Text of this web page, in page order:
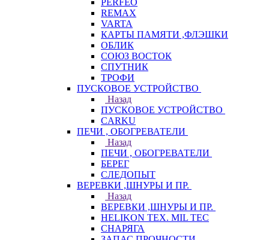
PERFEO
REMAX
VARTA
КАРТЫ ПАМЯТИ ,ФЛЭШКИ
ОБЛИК
СОЮЗ ВОСТОК
СПУТНИК
ТРОФИ
ПУСКОВОЕ УСТРОЙСТВО
Назад
ПУСКОВОЕ УСТРОЙСТВО
CARKU
ПЕЧИ , ОБОГРЕВАТЕЛИ
Назад
ПЕЧИ , ОБОГРЕВАТЕЛИ
БЕРЕГ
СЛЕДОПЫТ
ВЕРЕВКИ ,ШНУРЫ И ПР.
Назад
ВЕРЕВКИ ,ШНУРЫ И ПР.
HELIKON TEX. MIL TEC
СНАРЯГА